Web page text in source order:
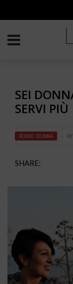
SEI
SERVI PIÙ
ROSSO DONNA BY
SHARE: